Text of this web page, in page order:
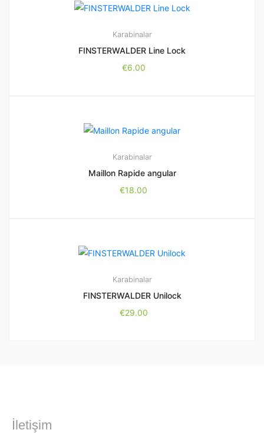
Karabinalar
FINSTERWALDER Line Lock
€6.00
Karabinalar
Maillon Rapide angular
€18.00
Karabinalar
FINSTERWALDER Unilock
€29.00
İletişim